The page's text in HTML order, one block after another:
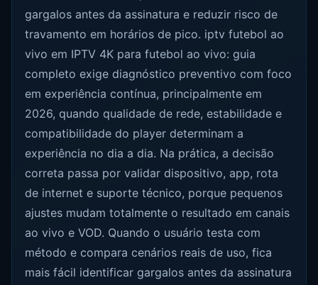
gargalos antes da assinatura e reduzir risco de
travamento em horários de pico. iptv futebol ao
vivo em IPTV 4K para futebol ao vivo: guia
completo exige diagnóstico preventivo com foco
em experiência contínua, principalmente em
2026, quando qualidade de rede, estabilidade e
compatibilidade do player determinam a
experiência no dia a dia. Na prática, a decisão
correta passa por validar dispositivo, app, rota
de internet e suporte técnico, porque pequenos
ajustes mudam totalmente o resultado em canais
ao vivo e VOD. Quando o usuário testa com
método e compara cenários reais de uso, fica
mais fácil identificar gargalos antes da assinatura